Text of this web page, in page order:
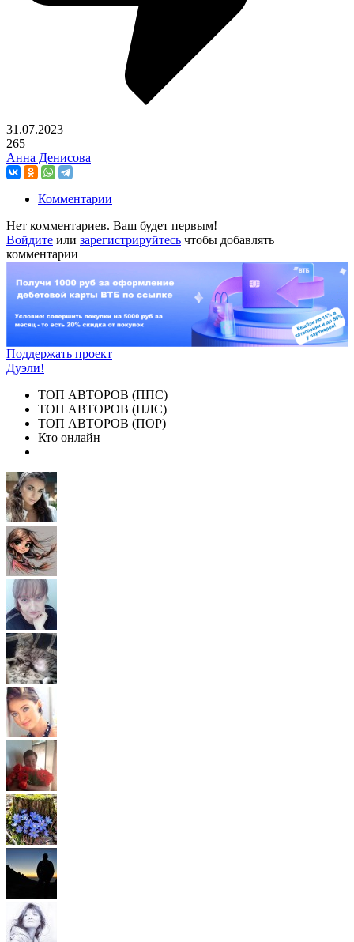
31.07.2023
265
Анна Денисова
Комментарии
Нет комментариев. Ваш будет первым!
Войдите или зарегистрируйтесь чтобы добавлять
комментарии
Поддержать проект
Дуэли!
ТОП АВТОРОВ (ППС)
ТОП АВТОРОВ (ПЛС)
ТОП АВТОРОВ (ПОР)
Кто онлайн